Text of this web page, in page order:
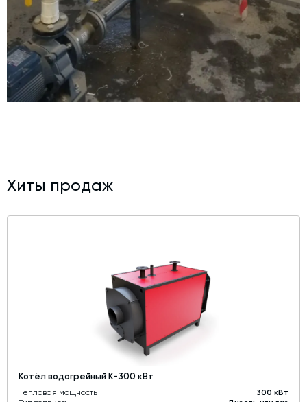
Технический аудит бетонных заводов и производств
Проектирование технологических линий,промышленных
зданий и сооружений
Хиты продаж
Котёл водогрейный К-300 кВт
Тепловая мощность
300 кВт